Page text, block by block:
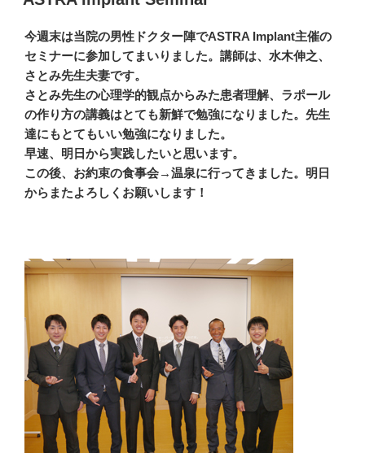
日:
今週末は当院の男性ドクター陣でASTRA Implant主催の
セミナーに参加してまいりました。講師は、水木伸之、
さとみ先生夫妻です。
さとみ先生の心理学的観点からみた患者理解、ラポール
の作り方の講義はとても新鮮で勉強になりました。先生
達にもとてもいい勉強になりました。
早速、明日から実践したいと思います。
この後、お約束の食事会→温泉に行ってきました。明日
からまたよろしくお願いします！